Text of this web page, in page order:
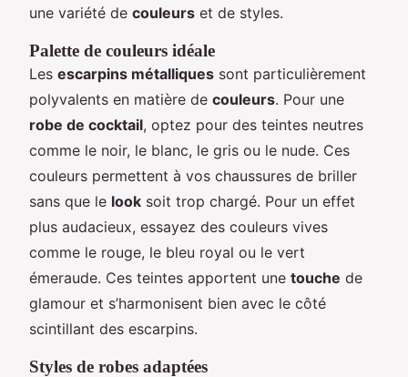
une variété de couleurs et de styles.
Palette de couleurs idéale
Les escarpins métalliques sont particulièrement
polyvalents en matière de couleurs. Pour une
robe de cocktail, optez pour des teintes neutres
comme le noir, le blanc, le gris ou le nude. Ces
couleurs permettent à vos chaussures de briller
sans que le look soit trop chargé. Pour un effet
plus audacieux, essayez des couleurs vives
comme le rouge, le bleu royal ou le vert
émeraude. Ces teintes apportent une touche de
glamour et s’harmonisent bien avec le côté
scintillant des escarpins.
Styles de robes adaptées